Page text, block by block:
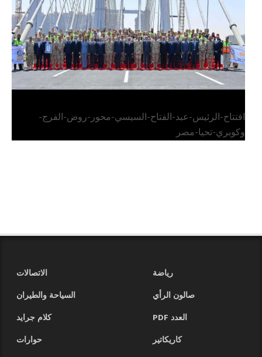
افتتاح-الرئيس-عبد-الفتاح-السيسي-محور-روض-الفرج-
وكوبري-تحيا-مصر
رياضة
الاتصالات
صالون الرأي
السياحة والطيران
العدد PDF
كلام جرايد
كاريكاتير
حوارات